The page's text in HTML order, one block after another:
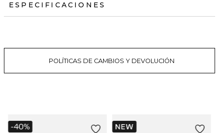
ESPECIFICACIONES
POLÍTICAS DE CAMBIOS Y DEVOLUCIÓN